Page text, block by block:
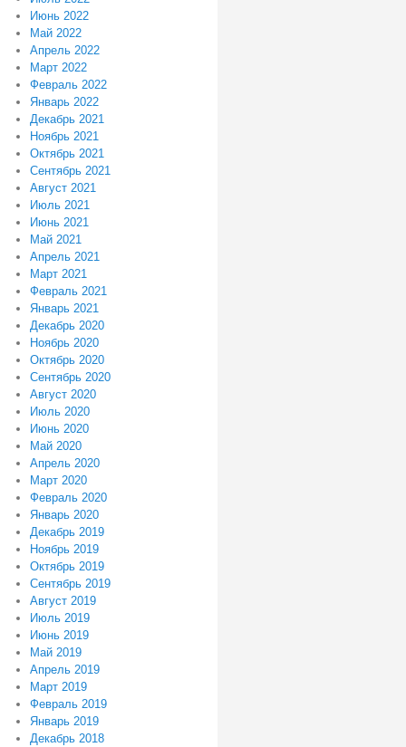
Июнь 2022
Май 2022
Апрель 2022
Март 2022
Февраль 2022
Январь 2022
Декабрь 2021
Ноябрь 2021
Октябрь 2021
Сентябрь 2021
Август 2021
Июль 2021
Июнь 2021
Май 2021
Апрель 2021
Март 2021
Февраль 2021
Январь 2021
Декабрь 2020
Ноябрь 2020
Октябрь 2020
Сентябрь 2020
Август 2020
Июль 2020
Июнь 2020
Май 2020
Апрель 2020
Март 2020
Февраль 2020
Январь 2020
Декабрь 2019
Ноябрь 2019
Октябрь 2019
Сентябрь 2019
Август 2019
Июль 2019
Июнь 2019
Май 2019
Апрель 2019
Март 2019
Февраль 2019
Январь 2019
Декабрь 2018